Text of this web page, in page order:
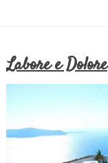
Labore e Dolore